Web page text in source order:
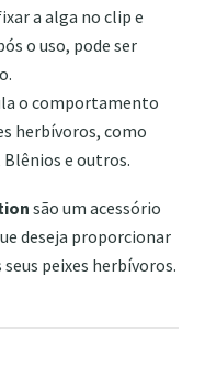
a alga no clip e
o uso, pode ser
o comportamento
herbívoros, como
e outros.
são um acessório
deseja proporcionar
peixes herbívoros.